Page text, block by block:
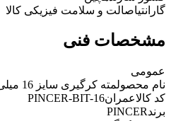
گارانتیاصالت و سلامت فیزیکی کالا
مشخصات فنی
عمومی
نام محصولمته کرگیری سایز 16 میلی متر
کد کالاعمرانPINCER-BIT-16
برندPINCER